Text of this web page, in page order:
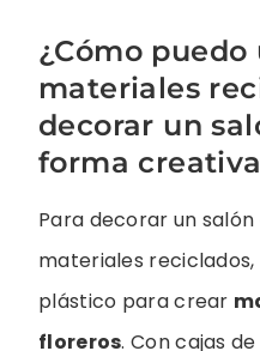
¿Cómo
materiales
decorar un
forma
Para decorar un
materiales
plástico para crear
floreros. Con cajas